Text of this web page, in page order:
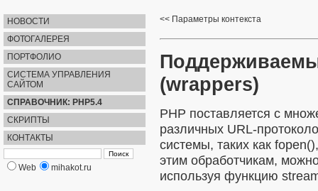
НОВОСТИ
ФОТОГАЛЕРЕЯ
ПОРТФОЛИО
СИСТЕМА УПРАВЛЕНИЯ
САЙТОМ
СПРАВОЧНИК: PHP5.4
СКРИПТЫ
КОНТАКТЫ
Web mihakot.ru
Параметры контекста
(wrappers)
PHP поставляется с
различных URL-
системы, таких как fopen()
этим обработчикам,
используя функцию